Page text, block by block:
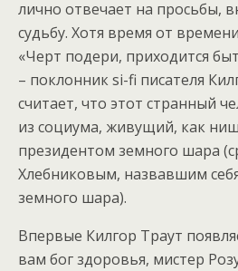
лично отвечает на просьбы,
судьбу. Хотя время от
«Черт подери, приходится
– поклонник si-fi писателя
считает, что этот странный
из социума, живущий, как
президентом земного шара
Хлебниковым, назвавшим
земного шара).
Впервые Килгор Траут
вам бог здоровья, мистер